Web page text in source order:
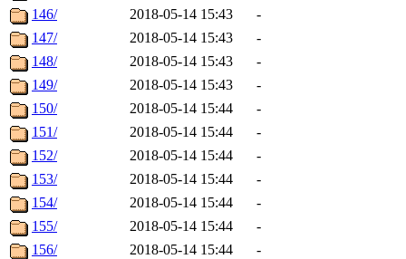
146/
2018-05-14 15:43
-
147/
2018-05-14 15:43
-
148/
2018-05-14 15:43
-
149/
2018-05-14 15:43
-
150/
2018-05-14 15:44
-
151/
2018-05-14 15:44
-
152/
2018-05-14 15:44
-
153/
2018-05-14 15:44
-
154/
2018-05-14 15:44
-
155/
2018-05-14 15:44
-
156/
2018-05-14 15:44
-